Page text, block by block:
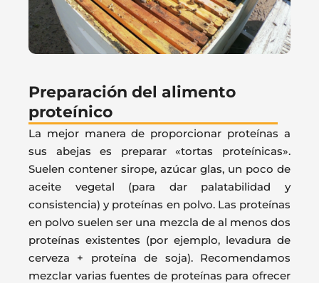
Preparación del alimento
proteínico
La mejor manera de proporcionar proteínas a
sus abejas es preparar «tortas proteínicas».
Suelen contener sirope, azúcar glas, un poco de
aceite vegetal (para dar palatabilidad y
consistencia) y proteínas en polvo. Las proteínas
en polvo suelen ser una mezcla de al menos dos
proteínas existentes (por ejemplo, levadura de
cerveza + proteína de soja). Recomendamos
mezclar varias fuentes de proteínas para ofrecer